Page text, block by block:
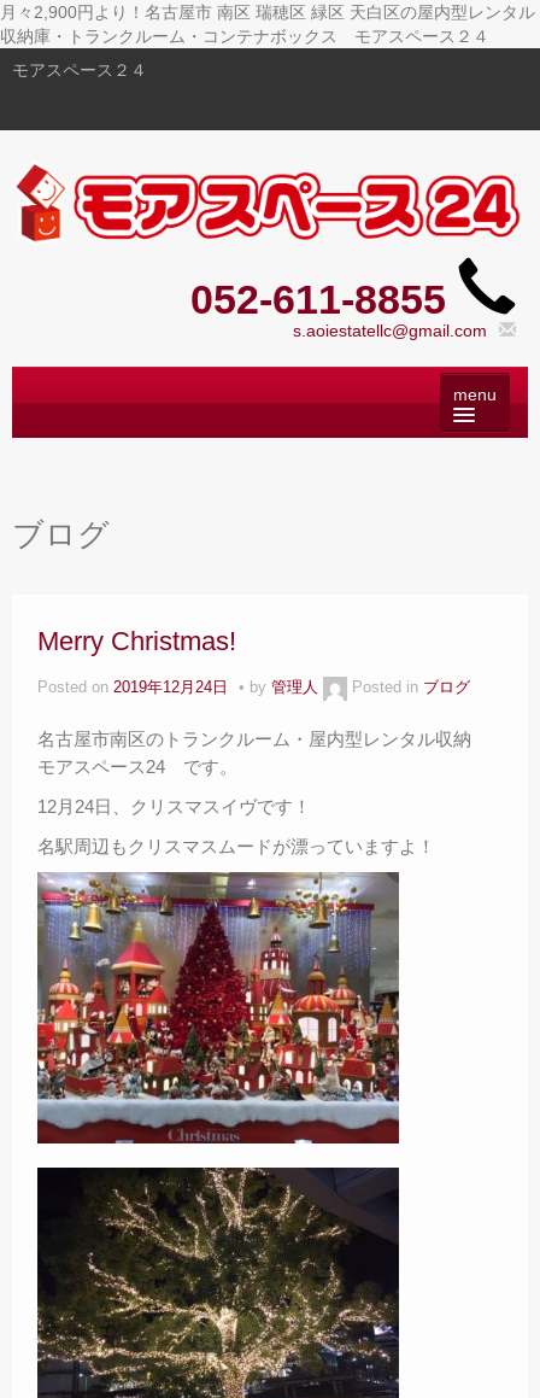
月々2,900円より！名古屋市 南区 瑞穂区 緑区 天白区の屋内型レンタル
収納庫・トランクルーム・コンテナボックス モアスペース２４
モアスペース２４
052-611-8855
s.aoiestatellc@gmail.com
ご見学
ご契約の流れ
– Agreement –
交通アクセス
– Access –
会社案内
– Company –
お問合せ
– Query –
ブログ
Merry Christmas!
Posted on 2019年12月24日 by 管理人 Posted in ブログ
名古屋市南区のトランクルーム・屋内型レンタル収納
モアスペース24 です。
12月24日、クリスマスイヴです！
名駅周辺もクリスマスムードが漂っていますよ！